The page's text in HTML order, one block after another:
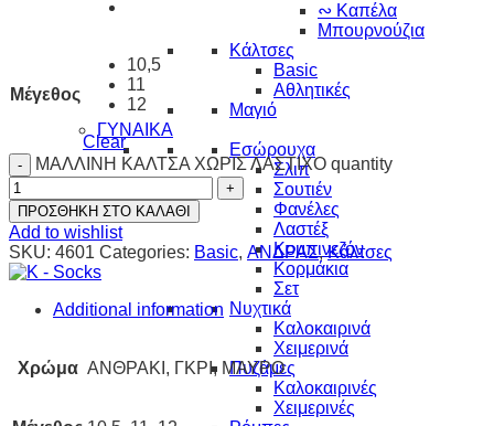
∾ Καπέλα
Μπουρνούζια
Κάλτσες
Basic
Αθλητικές
Μαγιό
ΓΥΝΑΙΚΑ
Εσώρουχα
Σλιπ
Σουτιέν
Φανέλες
Λαστέξ
Κομπινεζόν
Κορμάκια
Σετ
Νυχτικά
Καλοκαιρινά
Χειμερινά
Πυζάμες
Καλοκαιρινές
Χειμερινές
Μέγεθος
10,5
11
12
Clear
ΜΑΛΛΙΝΗ ΚΑΛΤΣΑ ΧΩΡΙΣ ΛΑΣΤΙΧΟ quantity
ΠΡΟΣΘΗΚΗ ΣΤΟ ΚΑΛΑΘΙ
Add to wishlist
SKU: 4601 Categories: Basic, ΑΝΔΡΑΣ,Κάλτσες
Additional information
Χρώμα ΑΝΘΡΑΚΙ, ΓΚΡΙ, ΜΑΥΡΟ